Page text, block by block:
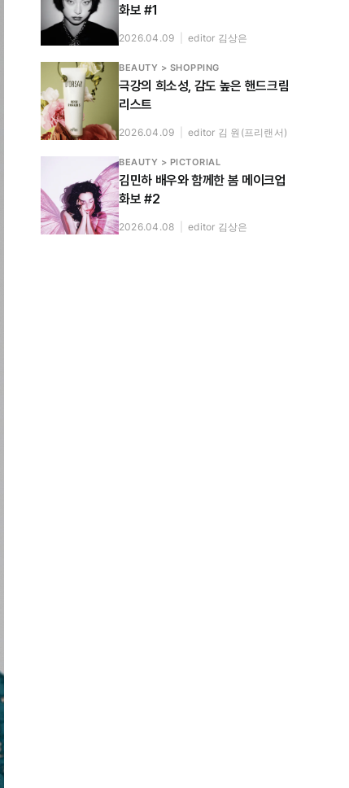
화보 #1
2026.04.09 editor 김상은
BEAUTY > SHOPPING
극강의 희소성, 감도 높은 핸드크림
리스트
2026.04.09 editor 김 원(프리랜서)
BEAUTY > PICTORIAL
김민하 배우와 함께한 봄 메이크업
화보 #2
2026.04.08 editor 김상은